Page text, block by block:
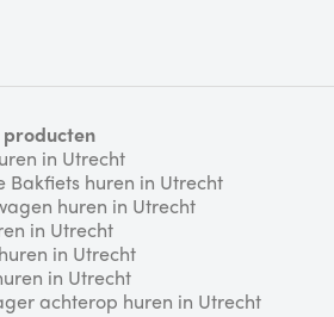
in Utrecht
Bakfiets huren in Utrecht
huren in Utrecht
in Utrecht
in Utrecht
in Utrecht
achterop huren in Utrecht